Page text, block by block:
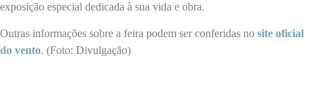
exposição especial dedicada à sua vida e obra.
Outras informações sobre a feira podem ser conferidas no site oficial
do vento. (Foto: Divulgação)